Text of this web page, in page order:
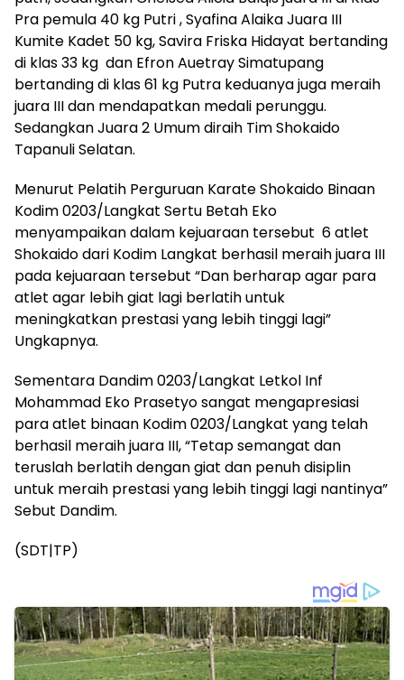
Pra pemula 40 kg Putri , Syafina Alaika Juara III
Kumite Kadet 50 kg, Savira Friska Hidayat bertanding
di klas 33 kg dan Efron Auetray Simatupang
bertanding di klas 61 kg Putra keduanya juga meraih
juara III dan mendapatkan medali perunggu.
Sedangkan Juara 2 Umum diraih Tim Shokaido
Tapanuli Selatan.
Menurut Pelatih Perguruan Karate Shokaido Binaan
Kodim 0203/Langkat Sertu Betah Eko
menyampaikan dalam kejuaraan tersebut 6 atlet
Shokaido dari Kodim Langkat berhasil meraih juara III
pada kejuaraan tersebut “Dan berharap agar para
atlet agar lebih giat lagi berlatih untuk
meningkatkan prestasi yang lebih tinggi lagi”
Ungkapnya.
Sementara Dandim 0203/Langkat Letkol Inf
Mohammad Eko Prasetyo sangat mengapresiasi
para atlet binaan Kodim 0203/Langkat yang telah
berhasil meraih juara III, “Tetap semangat dan
teruslah berlatih dengan giat dan penuh disiplin
untuk meraih prestasi yang lebih tinggi lagi nantinya”
Sebut Dandim.
(SDT|TP)